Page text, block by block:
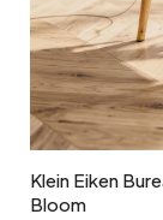
Klein Eiken
Bloom